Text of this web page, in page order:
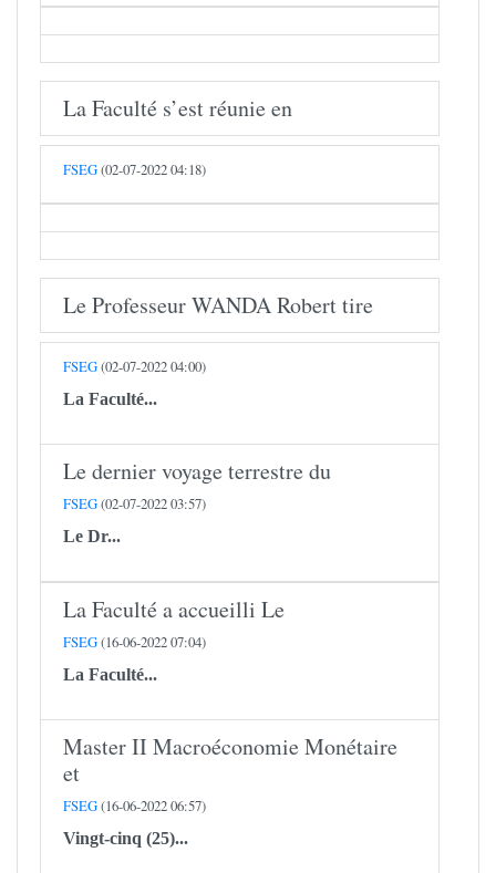
La Faculté s’est réunie en
FSEG(02-07-2022 04:18)
Le Professeur WANDA Robert tire
FSEG(02-07-2022 04:00)
La Faculté...
Le dernier voyage terrestre du
FSEG(02-07-2022 03:57)
Le Dr...
La Faculté a accueilli Le
FSEG(16-06-2022 07:04)
La Faculté...
Master II Macroéconomie Monétaire
et
FSEG(16-06-2022 06:57)
Vingt-cinq (25)...